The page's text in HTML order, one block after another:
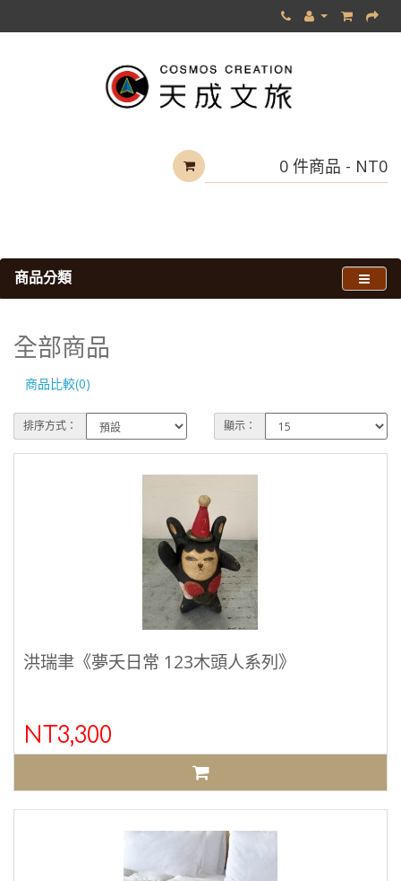
0 件商品 - NT0
商品分類
全部商品
商品比較(0)
排序方式： 顯示：
洪瑞聿《夢夭日常 123木頭人系列》
NT3,300